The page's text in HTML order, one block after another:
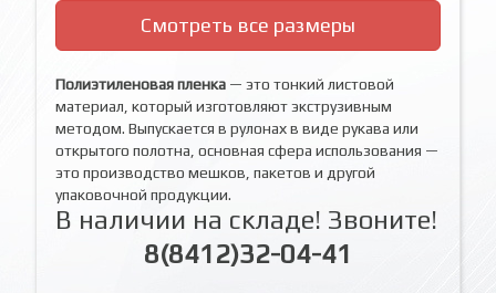
Смотреть все размеры
Полиэтиленовая пленка — это тонкий листовой
материал, который изготовляют экструзивным
методом. Выпускается в рулонах в виде рукава или
открытого полотна, основная сфера использования —
это производство мешков, пакетов и другой
упаковочной продукции.
В наличии на складе! Звоните!
8(8412)32-04-41